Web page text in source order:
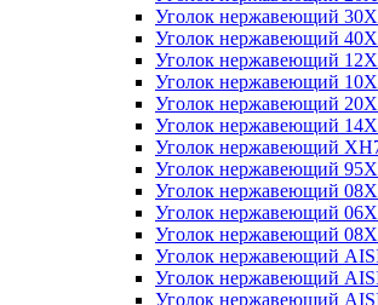
Уголок нержавеющий
Уголок нержавеющий
Уголок нержавеющий
Уголок нержавеющий
Уголок нержавеющий
Уголок нержавеющий
Уголок нержавеющий
Уголок нержавеющий
Уголок нержавеющий
Уголок нержавеющий
Уголок нержавеющий
Уголок нержавеющий
Уголок нержавеющий
Уголок нержавеющий